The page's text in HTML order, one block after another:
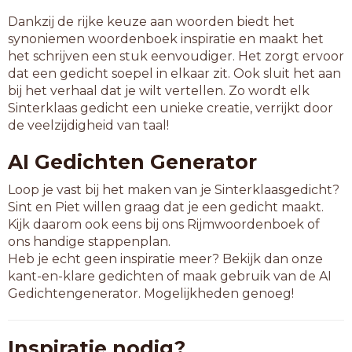
Dankzij de rijke keuze aan woorden biedt het
synoniemen woordenboek inspiratie en maakt het
het schrijven een stuk eenvoudiger. Het zorgt ervoor
dat een gedicht soepel in elkaar zit. Ook sluit het aan
bij het verhaal dat je wilt vertellen. Zo wordt elk
Sinterklaas gedicht een unieke creatie, verrijkt door
de veelzijdigheid van taal!
AI Gedichten Generator
Loop je vast bij het maken van je Sinterklaasgedicht?
Sint en Piet willen graag dat je een gedicht maakt.
Kijk daarom ook eens bij ons Rijmwoordenboek of
ons handige stappenplan.
Heb je echt geen inspiratie meer? Bekijk dan onze
kant-en-klare gedichten of maak gebruik van de AI
Gedichtengenerator. Mogelijkheden genoeg!